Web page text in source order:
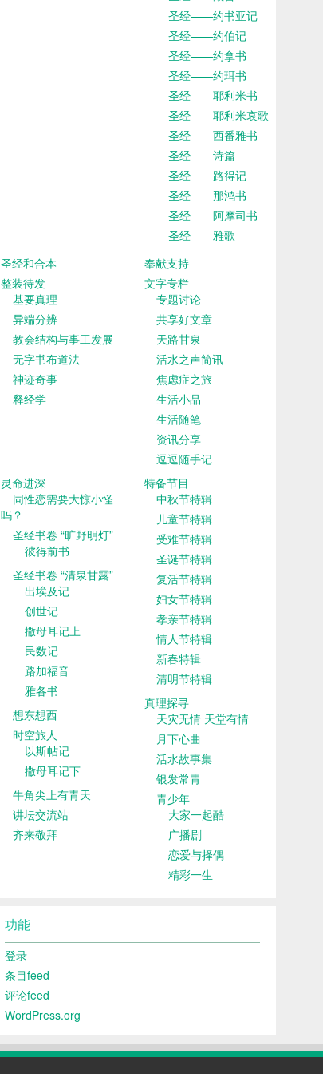
圣经——约书亚记
圣经——约伯记
圣经——约拿书
圣经——约珥书
圣经——耶利米书
圣经——耶利米哀歌
圣经——西番雅书
圣经——诗篇
圣经——路得记
圣经——那鸿书
圣经——阿摩司书
圣经——雅歌
圣经和合本
奉献支持
整装待发
基要真理
异端分辨
教会结构与事工发展
无字书布道法
神迹奇事
释经学
文字专栏
专题讨论
共享好文章
天路甘泉
活水之声简讯
焦虑症之旅
生活小品
生活随笔
资讯分享
逗逗随手记
灵命进深
同性恋需要大惊小怪
吗？
圣经书卷 “旷野明灯”
彼得前书
圣经书卷 “清泉甘露”
出埃及记
创世记
撒母耳记上
民数记
路加福音
雅各书
想东想西
时空旅人
以斯帖记
撒母耳记下
牛角尖上有青天
讲坛交流站
齐来敬拜
特备节目
中秋节特辑
儿童节特辑
受难节特辑
圣诞节特辑
复活节特辑
妇女节特辑
孝亲节特辑
情人节特辑
新春特辑
清明节特辑
真理探寻
天灾无情 天堂有情
月下心曲
活水故事集
银发常青
青少年
大家一起酷
广播剧
恋爱与择偶
精彩一生
功能
登录
条目feed
评论feed
WordPress.org